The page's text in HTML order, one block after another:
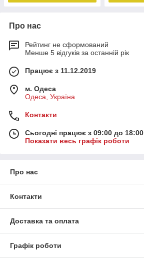
Про нас
Рейтинг не сформований
Менше 5 відгуків за останній рік
Працює з 11.12.2019
м. Одеса
Одеса, Україна
Контакти
Сьогодні працює з 09:00 до 18:00
Показати весь графік роботи
Про нас
Контакти
Доставка та оплата
Графік роботи